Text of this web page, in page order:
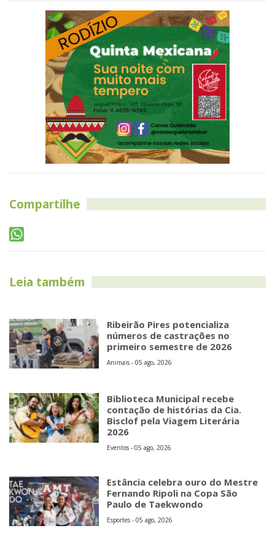
Compartilhe
Leia também
Ribeirão Pires potencializa
números de castrações no
primeiro semestre de 2026
Animais - 05 ago, 2026
Biblioteca Municipal recebe
contação de histórias da Cia.
Bisclof pela Viagem Literária
2026
Eventos - 05 ago, 2026
Estância celebra ouro do Mestre
Fernando Ripoli na Copa São
Paulo de Taekwondo
Esportes - 05 ago, 2026